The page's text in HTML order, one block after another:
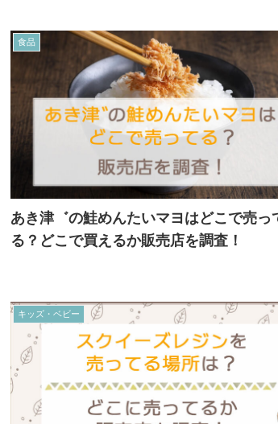
食品
あき津゛の鮭めんたいマヨはどこで売っ
る？どこで買えるか販売店を調査！
キッズ・ベビー